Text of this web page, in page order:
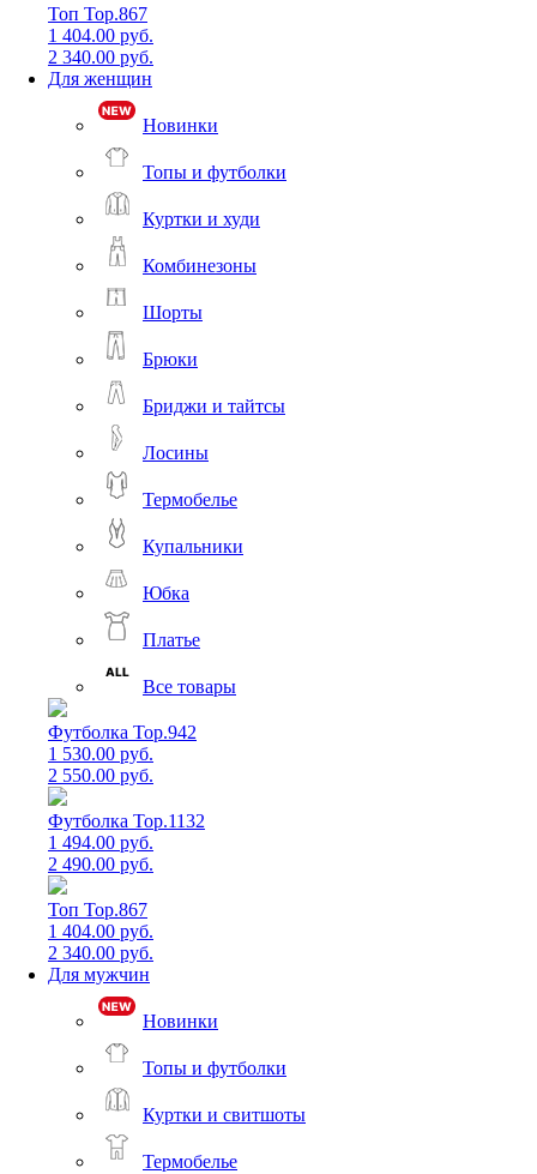
Топ Top.867
1 404.00 руб.
2 340.00 руб.
Для женщин
Новинки
Топы и футболки
Куртки и худи
Комбинезоны
Шорты
Брюки
Бриджи и тайтсы
Лосины
Термобелье
Купальники
Юбка
Платье
Все товары
Футболка Top.942
1 530.00 руб.
2 550.00 руб.
Футболка Top.1132
1 494.00 руб.
2 490.00 руб.
Топ Top.867
1 404.00 руб.
2 340.00 руб.
Для мужчин
Новинки
Топы и футболки
Куртки и свитшоты
Термобелье